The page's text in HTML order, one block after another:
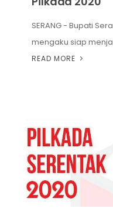
SERANG - Bupati
mengaku siap
READ MORE